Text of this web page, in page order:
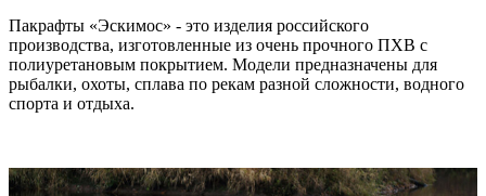
Пакрафты «Эскимос» - это изделия российского
производства, изготовленные из очень прочного ПХВ с
полиуретановым покрытием. Модели предназначены для
рыбалки, охоты, сплава по рекам разной сложности, водного
спорта и отдыха.